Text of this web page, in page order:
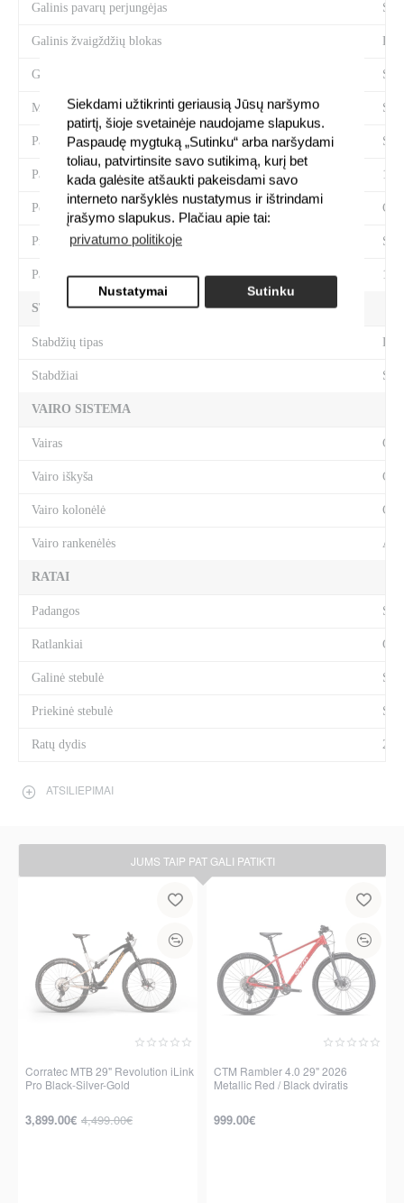
Siekdami užtikrinti geriausią Jūsų naršymo
patirtį, šioje svetainėje naudojame slapukus.
Paspaudę mygtuką „Sutinku“ arba naršydami
toliau, patvirtinsite savo sutikimą, kurį bet
kada galėsite atšaukti pakeisdami savo
interneto naršyklės nustatymus ir ištrindami
įrašymo slapukus. Plačiau apie tai:
privatumo politikoje
Nustatymai Sutinku
Galinis pavarų perjungėjas
Galinis žvaigždžių blokas
Grandinė
Miniklio velenas
Pavarų perjungimo rankenėlės
Pavarų sistemos tipas
Pedalai
Priekinis žvaigždžių blokas
Pavarų skaičius 12
STABDŽIŲ SISTEMA
Stabdžių tipas
Stabdžiai
VAIRO SISTEMA
Vairas
Vairo iškyša
Vairo kolonėlė
Vairo rankenėlės
RATAI
Padangos
Ratlankiai
Galinė stebulė
Priekinė stebulė
Ratų dydis 27.5
ATSILIEPIMAI
JUMS TAIP PAT GALI PATIKTI
-13%
Corratec MTB 29" Revolution iLink
Pro Black-Silver-Gold
3,899.00€ 4,499.00€
Nauja
CTM Rambler 4.0 29" 2026
Metallic Red / Black dviratis
999.00€